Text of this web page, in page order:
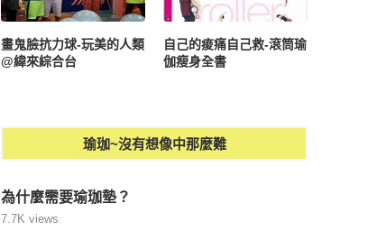
畫鬼臉抗力球-玩美的人類
@緯來綜合台
自己的痠痛自己救-滾筒瑜
伽瘦身全書
瑜珈~沒有想像中那麼難
為什麼需要瑜珈墊？
7.7K views